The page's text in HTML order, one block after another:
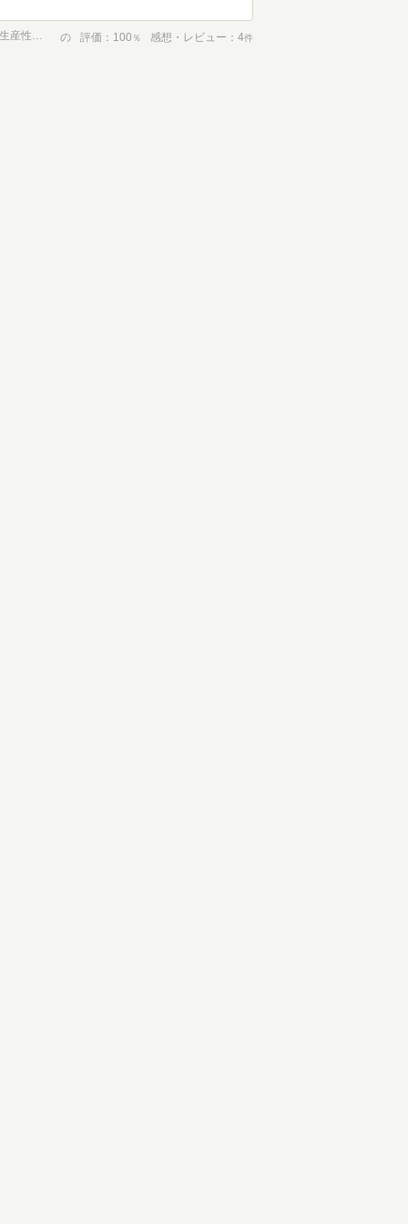
FIREを目指す30代会社員のシンプルライフ: 【時間・節約・健康・生産性】残業0で副業収入20万円 圧倒的な成果を出すためにやめた39のこと (ミニマリスト｜デジタルデトックス) (FIREを目指す会社員シリーズ) の 評価 100 ％ 感想・レビュー 4件